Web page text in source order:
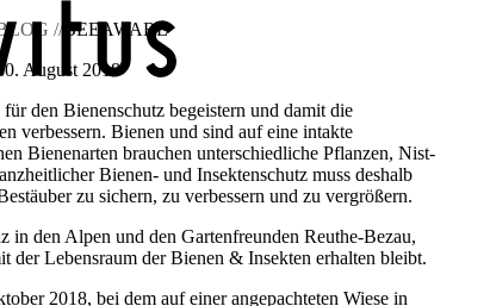
Videoprojekt BetriebevorstellungLehre MEGAzin
PostpartnerstelleÖffnungszeitenkalender
Massnahmen
// BEEAWARE
August 2018
den Bienenschutz begeistern und damit die
verbessern. Bienen und sind auf eine intakte
Bienenarten brauchen unterschiedliche Pflanzen, Nist-
Bienen- und Insektenschutz muss deshalb
zu sichern, zu verbessern und zu vergrößern.
in den Alpen und den Gartenfreunden Reuthe-Bezau,
der Lebensraum der Bienen & Insekten erhalten bleibt.
2018, bei dem auf einer angepachteten Wiese in